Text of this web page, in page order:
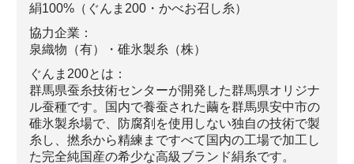
絹100%（ぐんま200・かべお召し糸）
協力企業：
泉織物（有）・碓氷製糸（株）
ぐんま200とは：
群馬県蚕糸技術センターが開発した群馬県オリジナ
ル蚕種です。国内で養蚕された繭を群馬県安中市の
碓氷製糸場で、防腐剤を使用しない独自の技術で製
糸し、撚糸から精練まですべて国内の工場で加工し
た完全純国産の希少な高級ブランド絹糸です。